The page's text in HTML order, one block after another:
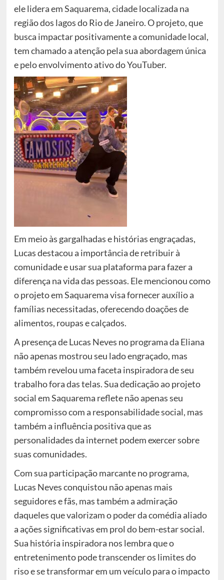
ele lidera em Saquarema, cidade localizada na
região dos lagos do Rio de Janeiro. O projeto, que
busca impactar positivamente a comunidade local,
tem chamado a atenção pela sua abordagem única
e pelo envolvimento ativo do YouTuber.
Em meio às gargalhadas e histórias engraçadas,
Lucas destacou a importância de retribuir à
comunidade e usar sua plataforma para fazer a
diferença na vida das pessoas. Ele mencionou como
o projeto em Saquarema visa fornecer auxílio a
famílias necessitadas, oferecendo doações de
alimentos, roupas e calçados.
A presença de Lucas Neves no programa da Eliana
não apenas mostrou seu lado engraçado, mas
também revelou uma faceta inspiradora de seu
trabalho fora das telas. Sua dedicação ao projeto
social em Saquarema reflete não apenas seu
compromisso com a responsabilidade social, mas
também a influência positiva que as
personalidades da internet podem exercer sobre
suas comunidades.
Com sua participação marcante no programa,
Lucas Neves conquistou não apenas mais
seguidores e fãs, mas também a admiração
daqueles que valorizam o poder da comédia aliado
a ações significativas em prol do bem-estar social.
Sua história inspiradora nos lembra que o
entretenimento pode transcender os limites do
riso e se transformar em um veículo para o impacto